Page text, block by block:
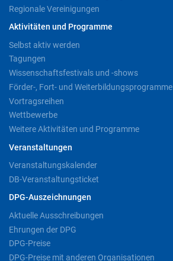
Regionale Vereinigungen
Aktivitäten und Programme
Selbst aktiv werden
Tagungen
Wissenschaftsfestivals und -shows
Förder-, Fort- und Weiterbildungsprogramme
Vortragsreihen
Wettbewerbe
Weitere Aktivitäten und Programme
Veranstaltungen
Veranstaltungskalender
DB-Veranstaltungsticket
DPG-Auszeichnungen
Aktuelle Ausschreibungen
Ehrungen der DPG
DPG-Preise
DPG-Preise mit anderen Organisationen